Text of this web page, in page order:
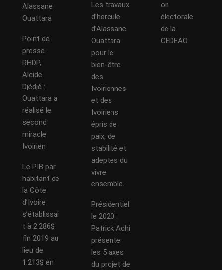
Alassane
Ouattara
Point de
presse
RHDP,
Alcide
Djédjé :
Ouattara a
réalisé le
second
miracle
Ivoirien
Le PIB par
habitant de
la Côte
d’Ivoire
s’établissai
t à 2.286$
fin 2019 au
lieu de
1.213$ en
Les travaux
d’hercule
d’Alassane
Ouattara
pour le
bien-être
des
Ivoiriennes
et des
Ivoiriens
épris de
paix, de
stabilité et
adeptes du
vivre
ensemble.
Présidentiel
le 2020 :
Patrick Achi
présente
les 5 axes
du projet de
on
électorale
de la
CEDEAO